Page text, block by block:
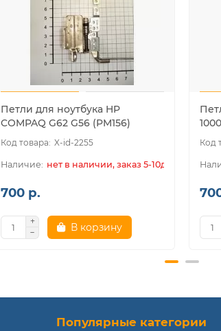
Петли для ноутбука HP
COMPAQ G62 G56 (PM156)
X-id-2255
нет в наличии, заказ 5-10дн.
700 р.
В корзину
1000
Популярные категории